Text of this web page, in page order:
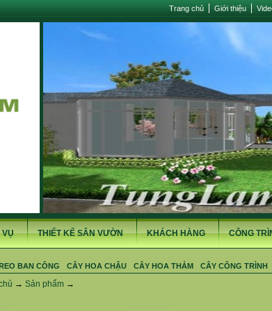
Trang chủ Giới thiệu
VỤ THIẾT KẾ SÂN VƯỜN KHÁCH HÀNG CÔNG
BAN CÔNG CÂY HOA CHẬU CÂY HOA THẢM CÂY CÔNG TRÌNH
→ Sản phẩm →